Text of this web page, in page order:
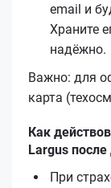
email и
Храните
надёжно.
Важно: для
карта
Как
Largus
При